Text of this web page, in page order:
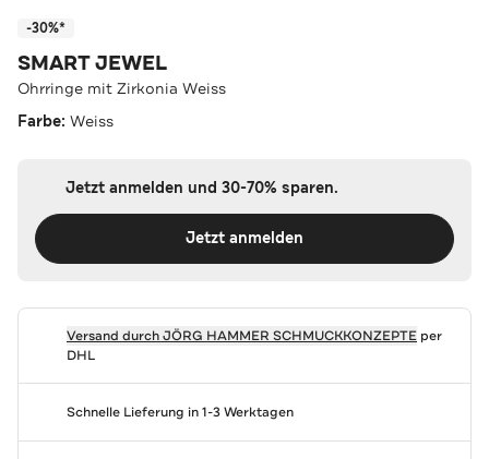
-30%*
SMART JEWEL
Ohrringe mit Zirkonia Weiss
Farbe: Weiss
Jetzt anmelden und 30-70% sparen.
Jetzt anmelden
Versand durchJÖRG HAMMER SCHMUCKKONZEPTEper
DHL
Schnelle Lieferung in 1-3 Werktagen